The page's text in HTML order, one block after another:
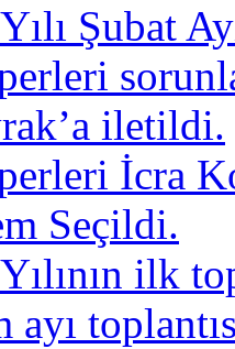
Şubat
iletildi.
İcra
Seçildi.
ilk
ayı